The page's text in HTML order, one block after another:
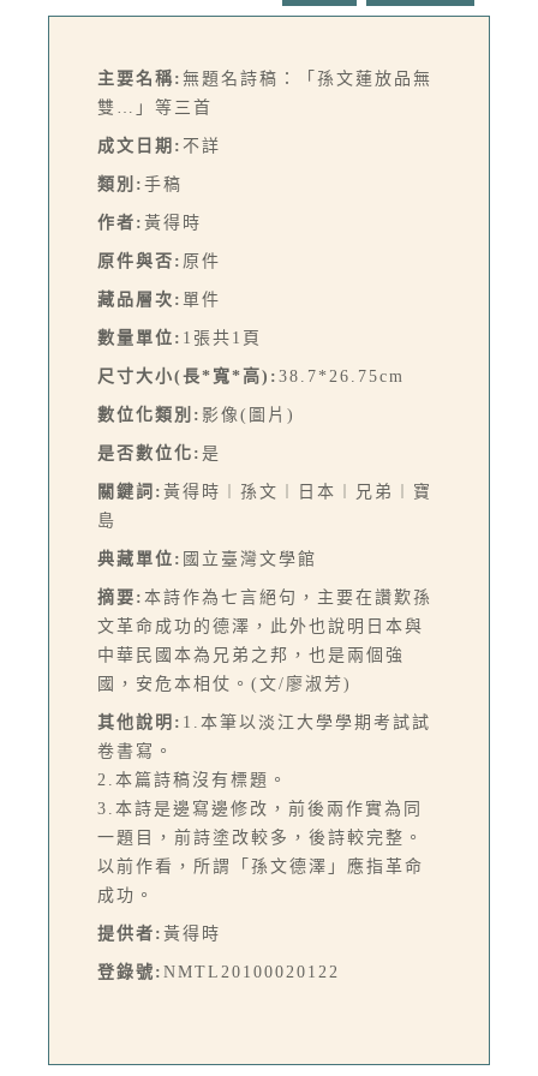
主要名稱: 無題名詩稿：「孫文蓮放品無
雙…」等三首
成文日期: 不詳
類別: 手稿
作者: 黃得時
原件與否: 原件
藏品層次: 單件
數量單位: 1張共1頁
尺寸大小(長*寬*高): 38.7*26.75cm
數位化類別: 影像(圖片)
是否數位化: 是
關鍵詞: 黃得時︱孫文︱日本︱兄弟︱寶
島
典藏單位: 國立臺灣文學館
摘要: 本詩作為七言絕句，主要在讚歎孫
文革命成功的德澤，此外也說明日本與
中華民國本為兄弟之邦，也是兩個強
國，安危本相仗。(文/廖淑芳)
其他說明: 1.本筆以淡江大學學期考試試
卷書寫。
2.本篇詩稿沒有標題。
3.本詩是邊寫邊修改，前後兩作實為同
一題目，前詩塗改較多，後詩較完整。
以前作看，所謂「孫文德澤」應指革命
成功。
提供者: 黃得時
登錄號: NMTL20100020122